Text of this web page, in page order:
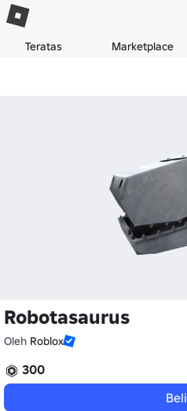
Teratas Marketplace
Robotasaurus
Oleh Roblox
300
Beli